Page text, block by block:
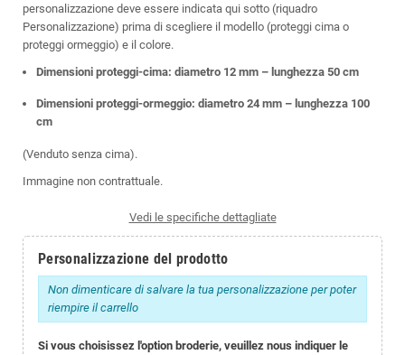
personalizzazione deve essere indicata qui sotto (riquadro
Personalizzazione) prima di scegliere il modello (proteggi cima o
proteggi ormeggio) e il colore.
Dimensioni proteggi-cima: diametro 12 mm – lunghezza 50 cm
Dimensioni proteggi-ormeggio: diametro 24 mm – lunghezza 100
cm
(Venduto senza cima).
Immagine non contrattuale.
Vedi le specifiche dettagliate
Personalizzazione del prodotto
Non dimenticare di salvare la tua personalizzazione per poter
riempire il carrello
Si vous choisissez l'option broderie, veuillez nous indiquer le